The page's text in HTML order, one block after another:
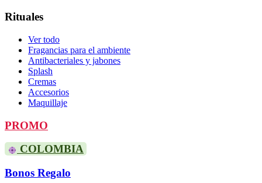
Rituales
Ver todo
Fragancias para el ambiente
Antibacteriales y jabones
Splash
Cremas
Accesorios
Maquillaje
PROMO
COLOMBIA
Bonos Regalo